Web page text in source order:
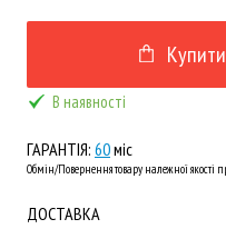
Купити
В наявності
ГАРАНТІЯ: 60міс
Обмін/Повернення товару належної якості
ДОСТАВКА